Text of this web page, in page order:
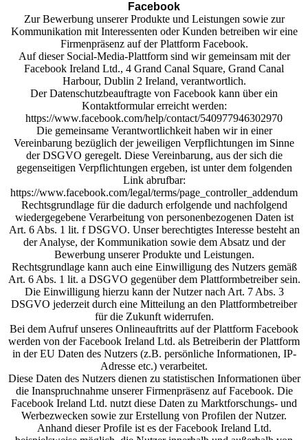
Facebook
Zur Bewerbung unserer Produkte und Leistungen sowie zur
Kommunikation mit Interessenten oder Kunden betreiben wir eine
Firmenpräsenz auf der Plattform Facebook.
Auf dieser Social-Media-Plattform sind wir gemeinsam mit der
Facebook Ireland Ltd., 4 Grand Canal Square, Grand Canal
Harbour, Dublin 2 Ireland, verantwortlich.
Der Datenschutzbeauftragte von Facebook kann über ein
Kontaktformular erreicht werden:
https://www.facebook.com/help/contact/540977946302970
Die gemeinsame Verantwortlichkeit haben wir in einer
Vereinbarung bezüglich der jeweiligen Verpflichtungen im Sinne
der DSGVO geregelt. Diese Vereinbarung, aus der sich die
gegenseitigen Verpflichtungen ergeben, ist unter dem folgenden
Link abrufbar:
https://www.facebook.com/legal/terms/page_controller_addendum
Rechtsgrundlage für die dadurch erfolgende und nachfolgend
wiedergegebene Verarbeitung von personenbezogenen Daten ist
Art. 6 Abs. 1 lit. f DSGVO. Unser berechtigtes Interesse besteht an
der Analyse, der Kommunikation sowie dem Absatz und der
Bewerbung unserer Produkte und Leistungen.
Rechtsgrundlage kann auch eine Einwilligung des Nutzers gemäß
Art. 6 Abs. 1 lit. a DSGVO gegenüber dem Plattformbetreiber sein.
Die Einwilligung hierzu kann der Nutzer nach Art. 7 Abs. 3
DSGVO jederzeit durch eine Mitteilung an den Plattformbetreiber
für die Zukunft widerrufen.
Bei dem Aufruf unseres Onlineauftritts auf der Plattform Facebook
werden von der Facebook Ireland Ltd. als Betreiberin der Plattform
in der EU Daten des Nutzers (z.B. persönliche Informationen, IP-
Adresse etc.) verarbeitet.
Diese Daten des Nutzers dienen zu statistischen Informationen über
die Inanspruchnahme unserer Firmenpräsenz auf Facebook. Die
Facebook Ireland Ltd. nutzt diese Daten zu Marktforschungs- und
Werbezwecken sowie zur Erstellung von Profilen der Nutzer.
Anhand dieser Profile ist es der Facebook Ireland Ltd.